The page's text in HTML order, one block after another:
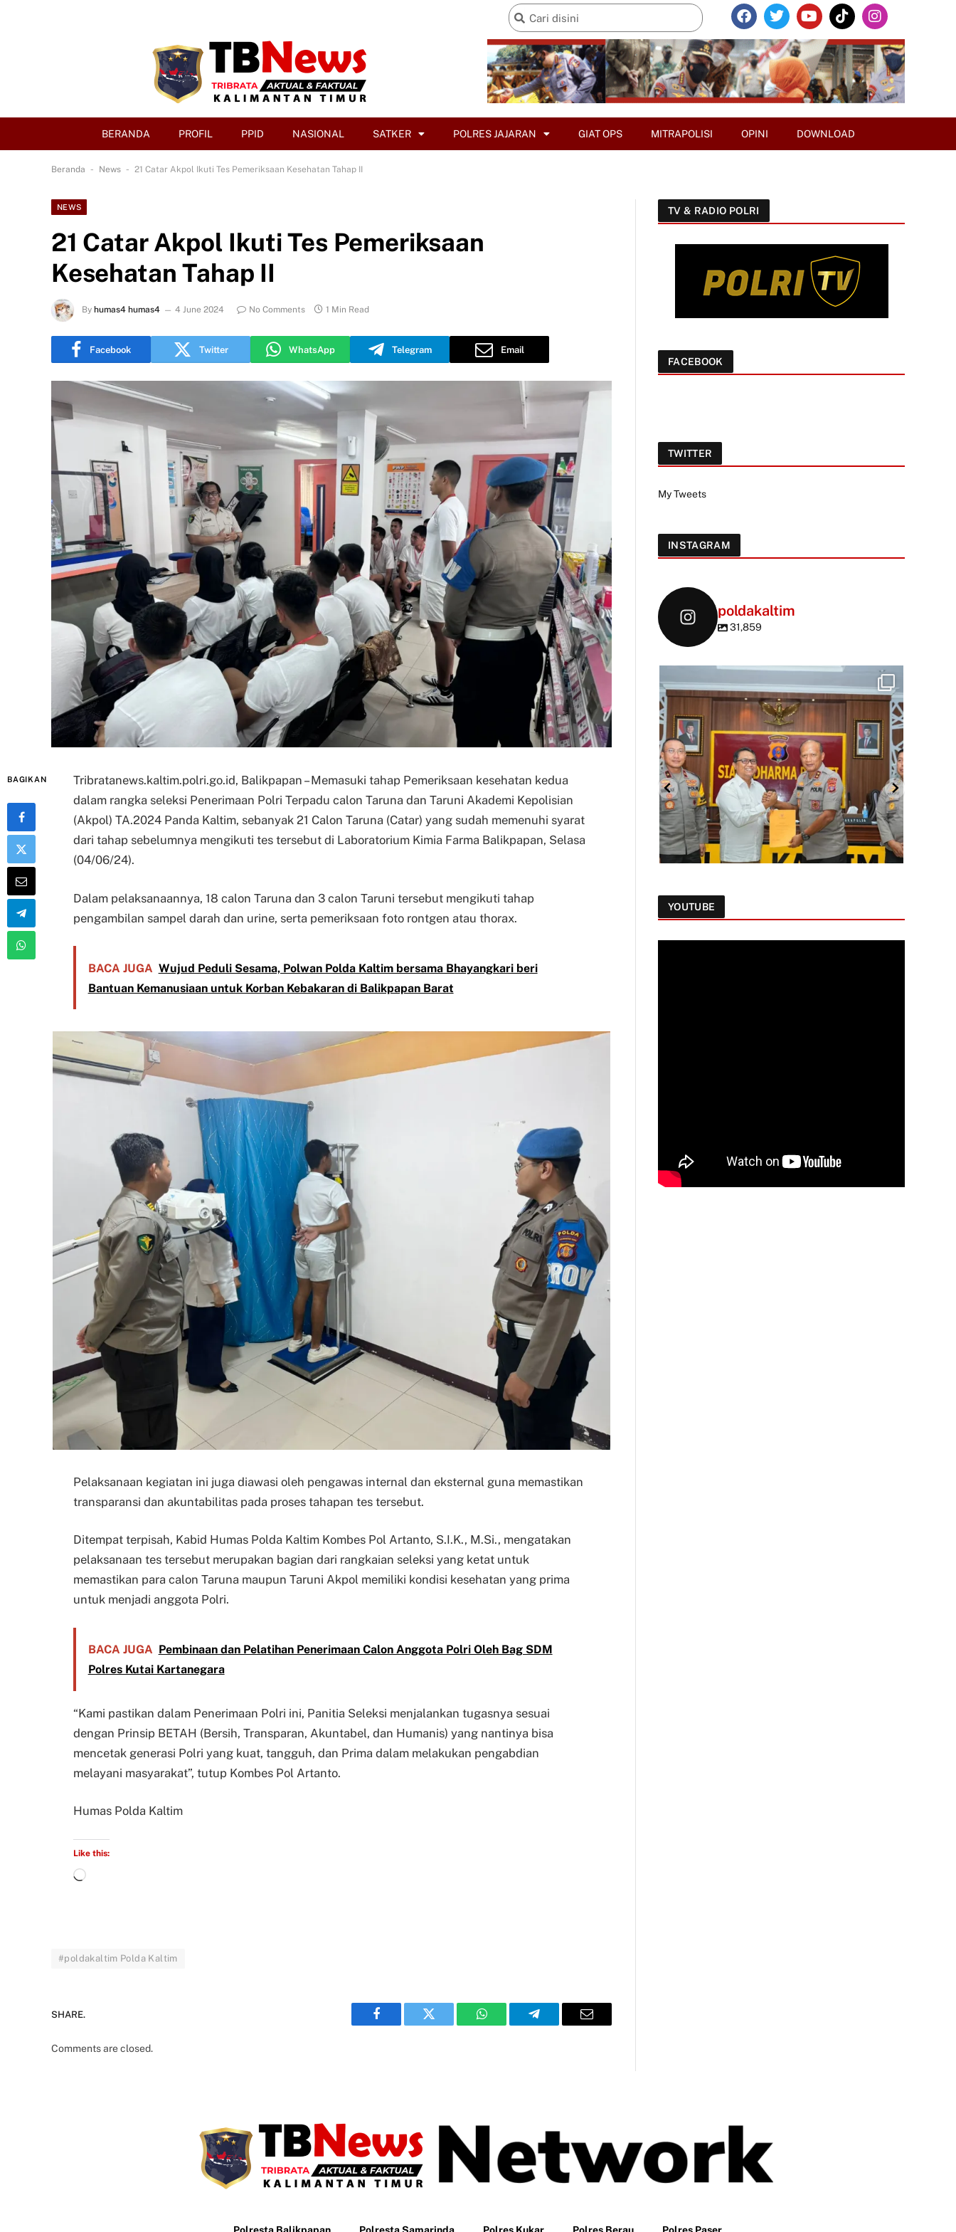
BERANDA PROFIL PPID NASIONAL SATKER POLRES JAJARAN GIAT OPS MITRAPOLISI OPINI DOWNLOAD
Beranda - News - 21 Catar Akpol Ikuti Tes Pemeriksaan Kesehatan Tahap II
NEWS
21 Catar Akpol Ikuti Tes Pemeriksaan
Kesehatan Tahap II
By humas4 humas4 4 June 2024 No Comments 1 Min Read
Facebook Twitter WhatsApp Telegram Email
BAGIKAN
Tribratanews.kaltim.polri.go.id, Balikpapan – Memasuki tahap Pemeriksaan kesehatan kedua
dalam rangka seleksi Penerimaan Polri Terpadu calon Taruna dan Taruni Akademi Kepolisian
(Akpol) TA.2024 Panda Kaltim, sebanyak 21 Calon Taruna (Catar) yang sudah memenuhi syarat
dari tahap sebelumnya mengikuti tes tersebut di Laboratorium Kimia Farma Balikpapan, Selasa
(04/06/24).
Dalam pelaksanaannya, 18 calon Taruna dan 3 calon Taruni tersebut mengikuti tahap
pengambilan sampel darah dan urine, serta pemeriksaan foto rontgen atau thorax.
BACA JUGA Wujud Peduli Sesama, Polwan Polda Kaltim bersama Bhayangkari beri
Bantuan Kemanusiaan untuk Korban Kebakaran di Balikpapan Barat
Pelaksanaan kegiatan ini juga diawasi oleh pengawas internal dan eksternal guna memastikan
transparansi dan akuntabilitas pada proses tahapan tes tersebut.
Ditempat terpisah, Kabid Humas Polda Kaltim Kombes Pol Artanto, S.I.K., M.Si., mengatakan
pelaksanaan tes tersebut merupakan bagian dari rangkaian seleksi yang ketat untuk
memastikan para calon Taruna maupun Taruni Akpol memiliki kondisi kesehatan yang prima
untuk menjadi anggota Polri.
BACA JUGA Pembinaan dan Pelatihan Penerimaan Calon Anggota Polri Oleh Bag SDM
Polres Kutai Kartanegara
“Kami pastikan dalam Penerimaan Polri ini, Panitia Seleksi menjalankan tugasnya sesuai
dengan Prinsip BETAH (Bersih, Transparan, Akuntabel, dan Humanis) yang nantinya bisa
mencetak generasi Polri yang kuat, tangguh, dan Prima dalam melakukan pengabdian
melayani masyarakat”, tutup Kombes Pol Artanto.
Humas Polda Kaltim
Like this:
#poldakaltim Polda Kaltim
SHARE.
Facebook Twitter WhatsAppTelegram Email
Comments are closed.
TV & RADIO POLRI
FACEBOOK
TWITTER
My Tweets
INSTAGRAM
poldakaltim
31,859
YOUTUBE